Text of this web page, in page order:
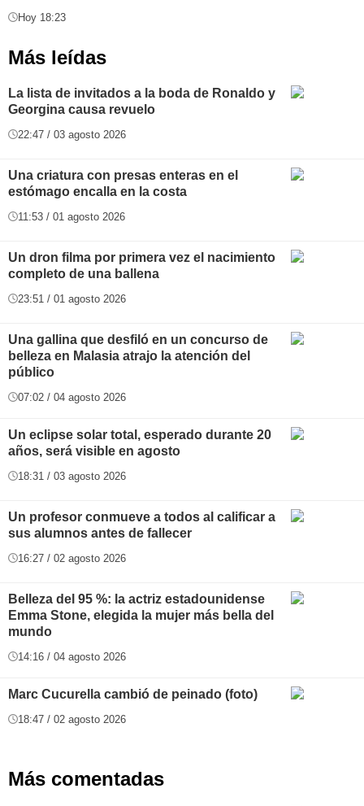
Hoy 18:23
Más leídas
La lista de invitados a la boda de Ronaldo y
Georgina causa revuelo
22:47 / 03 agosto 2026
Una criatura con presas enteras en el
estómago encalla en la costa
11:53 / 01 agosto 2026
Un dron filma por primera vez el nacimiento
completo de una ballena
23:51 / 01 agosto 2026
Una gallina que desfiló en un concurso de
belleza en Malasia atrajo la atención del
público
07:02 / 04 agosto 2026
Un eclipse solar total, esperado durante 20
años, será visible en agosto
18:31 / 03 agosto 2026
Un profesor conmueve a todos al calificar a
sus alumnos antes de fallecer
16:27 / 02 agosto 2026
Belleza del 95 %: la actriz estadounidense
Emma Stone, elegida la mujer más bella del
mundo
14:16 / 04 agosto 2026
Marc Cucurella cambió de peinado (foto)
18:47 / 02 agosto 2026
Más comentadas